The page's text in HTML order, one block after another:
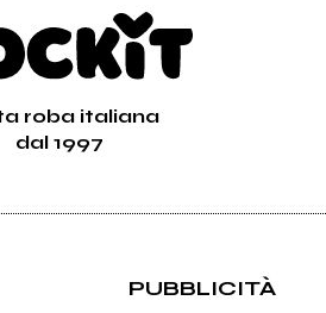
roba italiana
dal 1997
PUBBLICITÀ